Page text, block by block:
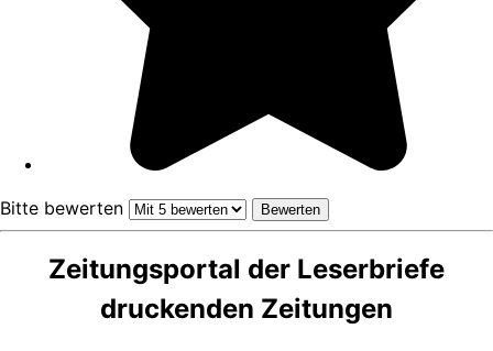
Bitte bewerten
Zeitungsportal der Leserbriefe
druckenden Zeitungen